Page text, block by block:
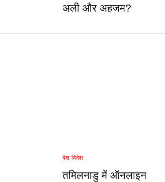
अली और अहजम?
देश-विदेश
तमिलनाडु में ऑनलाइन